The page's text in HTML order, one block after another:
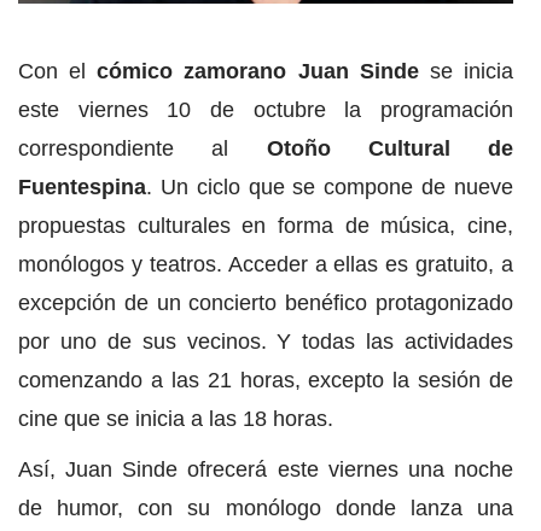
Con el cómico zamorano Juan Sindese inicia
este viernes 10 de octubre la programación
correspondiente al
Otoño Cultural de
Fuentespina. Un ciclo que se compone de nueve
propuestas culturales en forma de música, cine,
monólogos y teatros. Acceder a ellas es gratuito, a
excepción de un concierto benéfico protagonizado
por uno de sus vecinos. Y todas las actividades
comenzando a las 21 horas, excepto la sesión de
cine que se inicia a las 18 horas.
Así, Juan Sinde ofrecerá este viernes una noche
de humor, con su monólogo donde lanza una